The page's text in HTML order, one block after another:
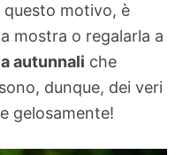
motivo, è
mostra o regalarla a
autunnali che
dunque, dei veri
gelosamente!